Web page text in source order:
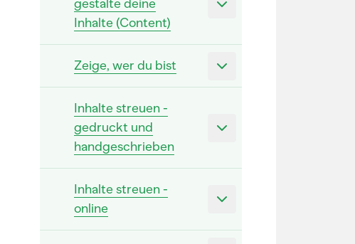
gestalte deine
Inhalte (Content)
Zeige, wer du bist
Inhalte streuen -
gedruckt und
handgeschrieben
Inhalte streuen -
online